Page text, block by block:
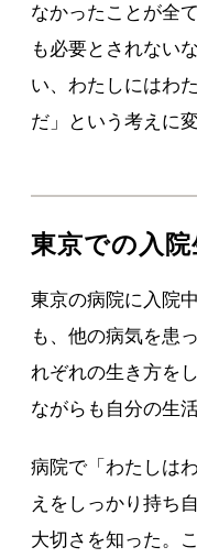
なかったことが全
も必要とされない
い、わたしにはわ
だ」という考えに
東京での入
東京の病院に入院
も、他の病気を患
れぞれの生き方を
ながらも自分の生
病院で「わたしは
えをしっかり持ち
大切さを知った。